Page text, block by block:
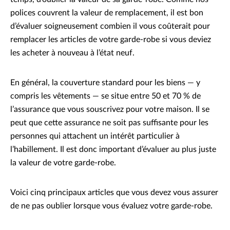
polices couvrent la valeur de remplacement, il est bon
d’évaluer soigneusement combien il vous coûterait pour
remplacer les articles de votre garde-robe si vous deviez
les acheter à nouveau à l’état neuf.
En général, la couverture standard pour les biens — y
compris les vêtements — se situe entre 50 et 70 % de
l’assurance que vous souscrivez pour votre maison. Il se
peut que cette assurance ne soit pas suffisante pour les
personnes qui attachent un intérêt particulier à
l’habillement. Il est donc important d’évaluer au plus juste
la valeur de votre garde-robe.
Voici cinq principaux articles que vous devez vous assurer
de ne pas oublier lorsque vous évaluez votre garde-robe.